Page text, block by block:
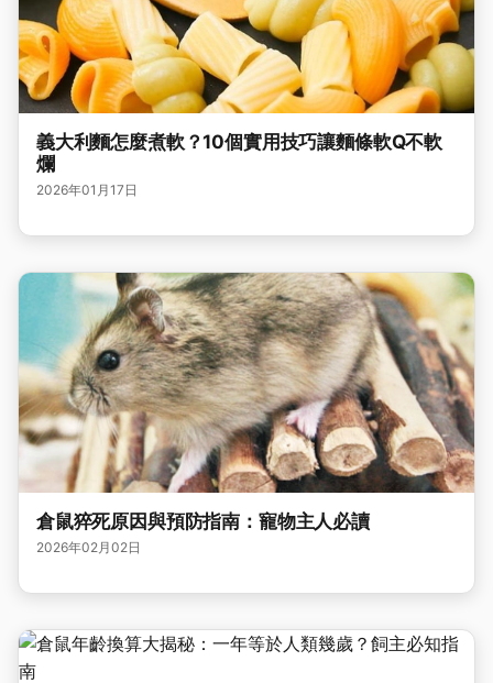
義大利麵怎麼煮軟？10個實用技巧讓麵條軟Q不軟
爛
2026年01月17日
倉鼠猝死原因與預防指南：寵物主人必讀
2026年02月02日